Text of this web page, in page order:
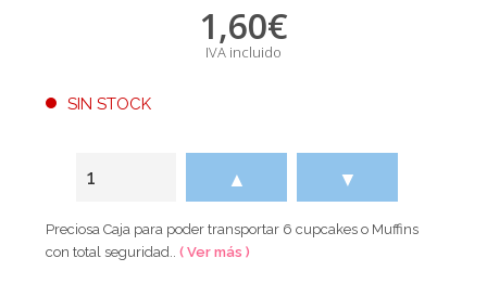
1,60€
IVA incluido
SIN STOCK
▲ ▼
Preciosa Caja para poder transportar 6 cupcakes o Muffins
con total seguridad..( Ver más )